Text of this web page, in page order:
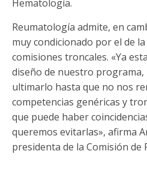
Hematología.
Reumatología admite, en
muy condicionado por el de
comisiones troncales. «Ya
diseño de nuestro
ultimarlo hasta que no nos
competencias genéricas y
que puede haber
queremos evitarlas», afirma
presidenta de la Comisión de